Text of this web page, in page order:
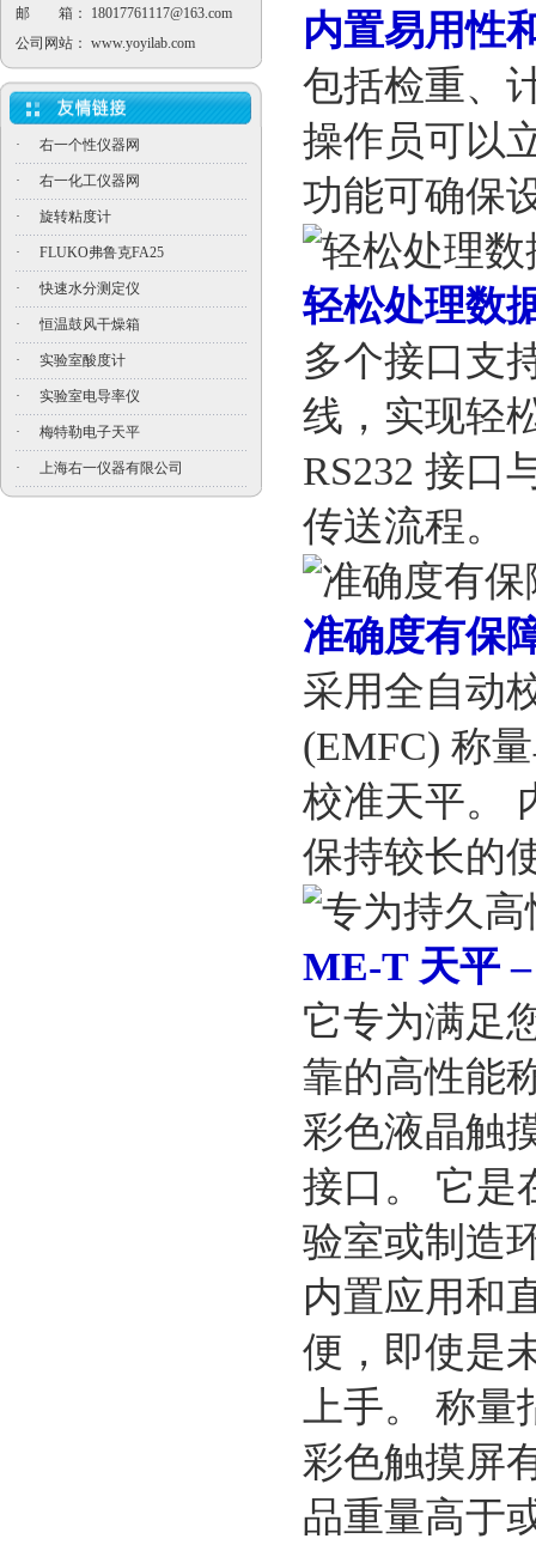
邮 箱：
18017761117@163.com
公司网站： www.yoyilab.com
· 右一个性仪器网
· 右一化工仪器网
· 旋转粘度计
· FLUKO弗鲁克FA25
· 快速水分测定仪
· 恒温鼓风干燥箱
· 实验室酸度计
· 实验室电导率仪
· 梅特勒电子天平
· 上海右一仪器有限公司
内置易用性
包括检重、
操作员可以
功能可确保
轻松处理数
多个接口支
线，实现轻
RS232 接口
传送流程。
准确度有保
采用全自动
(EMFC) 称
校准天平。
保持较长的
ME-T 天平
它专为满足
靠的高性能
彩色液晶触
接口。 它是
验室或制造
内置应用和
便，即使是
上手。 称
彩色触摸屏
品重量高于